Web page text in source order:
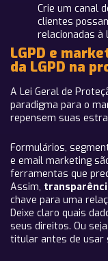
Crie um canal
clientes
relacionadas à
LGPD e
da LGPD na
A Lei Geral de
paradigma para o
repensem suas
Formulários,
e email marketing
ferramentas que
Assim, t
chave para uma
Deixe claro quais
seus direitos. Ou
titular antes de usar